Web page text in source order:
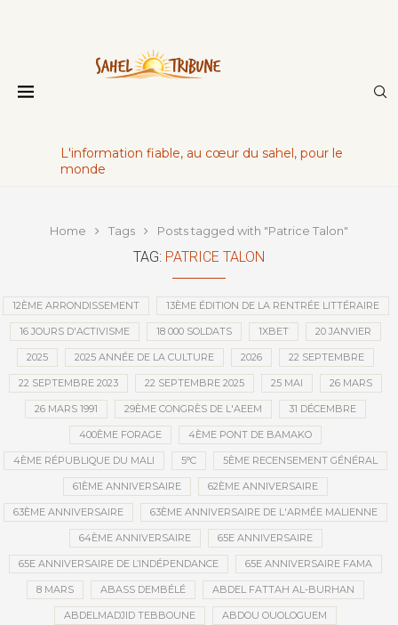
L'information fiable, au cœur du sahel, pour le
monde
Home Tags Posts tagged with "Patrice Talon"
TAG: PATRICE TALON
12ÈME ARRONDISSEMENT 13ÈME ÉDITION DE LA RENTRÉE LITTÉRAIRE
16 JOURS D'ACTIVISME 18 000 SOLDATS 1XBET 20 JANVIER
2025 2025 ANNÉE DE LA CULTURE 2026 22 SEPTEMBRE
22 SEPTEMBRE 2023 22 SEPTEMBRE 2025 25 MAI 26 MARS
26 MARS 1991 29ÈME CONGRÈS DE L'AEEM 31 DÉCEMBRE
400ÈME FORAGE 4ÈME PONT DE BAMAKO
4ÈME RÉPUBLIQUE DU MALI 5°C 5ÈME RECENSEMENT GÉNÉRAL
61ÈME ANNIVERSAIRE 62ÈME ANNIVERSAIRE
63ÈME ANNIVERSAIRE 63ÈME ANNIVERSAIRE DE L'ARMÉE MALIENNE
64ÈME ANNIVERSAIRE 65E ANNIVERSAIRE
65E ANNIVERSAIRE DE L’INDÉPENDANCE 65E ANNIVERSAIRE FAMA
8 MARS ABASS DEMBÉLÉ ABDEL FATTAH AL-BURHAN
ABDELMADJID TEBBOUNE ABDOU OUOLOGUEM